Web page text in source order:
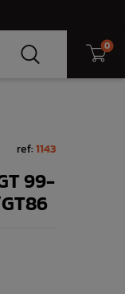
0
ref:1143
99-